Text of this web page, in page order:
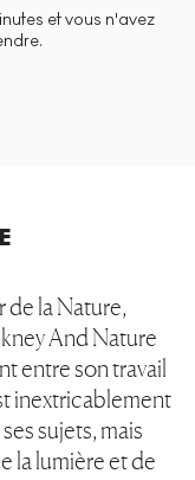
et vous n'avez
la Nature,
And Nature
entre son travail
inextricablement
sujets, mais
la lumière et de